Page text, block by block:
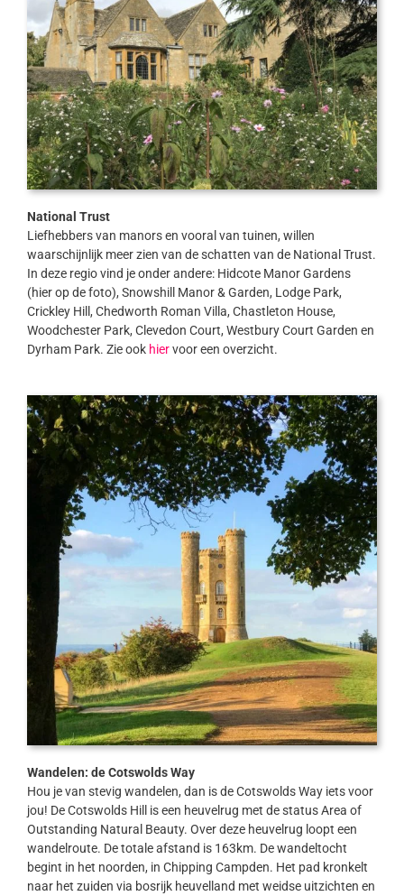
National Trust
Liefhebbers van manors en vooral van tuinen, willen
waarschijnlijk meer zien van de schatten van de National Trust.
In deze regio vind je onder andere: Hidcote Manor Gardens
(hier op de foto), Snowshill Manor & Garden, Lodge Park,
Crickley Hill, Chedworth Roman Villa, Chastleton House,
Woodchester Park, Clevedon Court, Westbury Court Garden en
Dyrham Park. Zie ook hiervoor een overzicht.
Wandelen: de Cotswolds Way
Hou je van stevig wandelen, dan is de Cotswolds Way iets voor
jou! De Cotswolds Hill is een heuvelrug met de status Area of
Outstanding Natural Beauty. Over deze heuvelrug loopt een
wandelroute. De totale afstand is 163km. De wandeltocht
begint in het noorden, in Chipping Campden. Het pad kronkelt
naar het zuiden via bosrijk heuvelland met weidse uitzichten en